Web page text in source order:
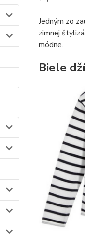
Jedným zo
zimnej
módne.
Biele